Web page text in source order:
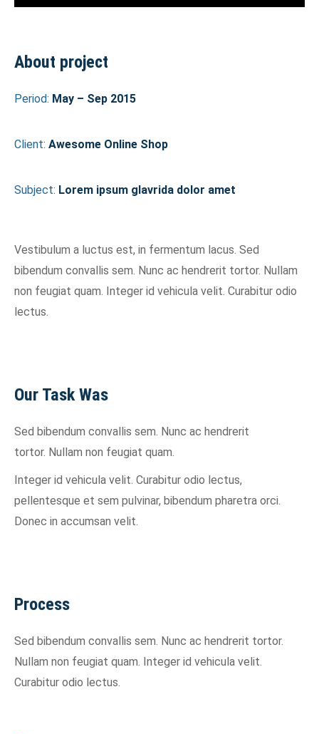
About project
Period: May – Sep 2015
Client: Awesome Online Shop
Subject: Lorem ipsum glavrida dolor amet
Vestibulum a luctus est, in fermentum lacus. Sed
bibendum convallis sem. Nunc ac hendrerit tortor. Nullam
non feugiat quam. Integer id vehicula velit. Curabitur odio
lectus.
Our Task Was
Sed bibendum convallis sem. Nunc ac hendrerit
tortor. Nullam non feugiat quam.
Integer id vehicula velit. Curabitur odio lectus,
pellentesque et sem pulvinar, bibendum pharetra orci.
Donec in accumsan velit.
Process
Sed bibendum convallis sem. Nunc ac hendrerit tortor.
Nullam non feugiat quam. Integer id vehicula velit.
Curabitur odio lectus.